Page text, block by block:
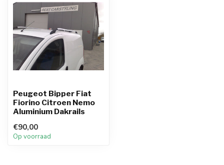
Peugeot Bipper Fiat
Fiorino Citroen Nemo
Aluminium Dakrails
€90,00
Op voorraad